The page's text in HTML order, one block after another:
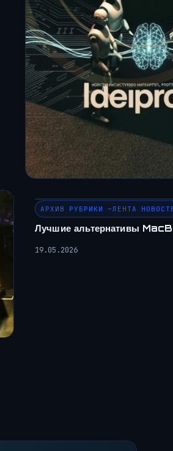
АРХИВ РУБРИКИ ~ЛЕНТА
Лучшие альтернативы
19.05.2026